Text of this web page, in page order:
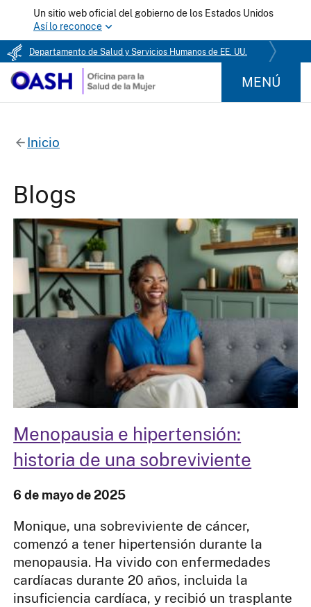
Un sitio web oficial del gobierno de los Estados Unidos
Así lo reconoce
Departamento de Salud y Servicios Humanos de EE. UU.
MENÚ
Inicio
Blogs
Menopausia e hipertensión:
historia de una sobreviviente
6 de mayo de 2025
Monique, una sobreviviente de cáncer,
comenzó a tener hipertensión durante la
menopausia.​​​​​​​ Ha vivido con enfermedades
cardíacas durante 20 años, incluida la
insuficiencia cardíaca, y recibió un trasplante